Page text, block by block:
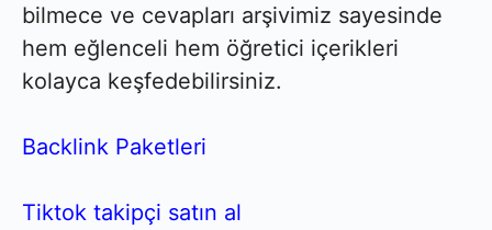
bilmece ve cevapları arşivimiz sayesinde
hem eğlenceli hem öğretici içerikleri
kolayca keşfedebilirsiniz.
Backlink Paketleri
Tiktok takipçi satın al